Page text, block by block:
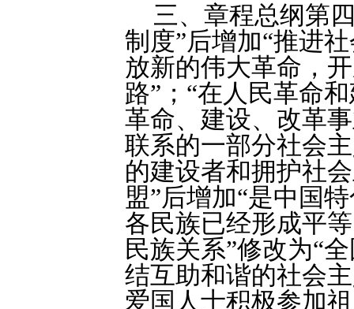
三、章程总纲第
制度”后增加“推进
放新的伟大革命，
路”；“在人民革命
革命、建设、改革
联系的一部分社会
的建设者和拥护社
盟”后增加“是中国
各民族已经形成平
民族关系”修改为“
结互助和谐的社会
爱国人士积极参加